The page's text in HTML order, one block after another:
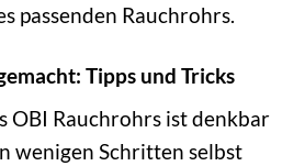
passenden Rauchrohrs.
Tipps und Tricks
OBI Rauchrohrs ist denkbar
wenigen Schritten selbst